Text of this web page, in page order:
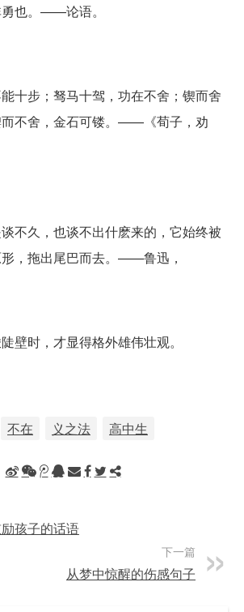
也。——论语。
十步；驽马十驾，功在不舍；锲而舍
而不舍，金石可镂。——《荀子，劝
不久，也谈不出什麽来的，它始终被
，拖出尾巴而去。——鲁迅，
壁时，才显得格外雄伟壮观。
不在 义之法 高中生
孩子的话语
下一篇
从梦中惊醒的伤感句子